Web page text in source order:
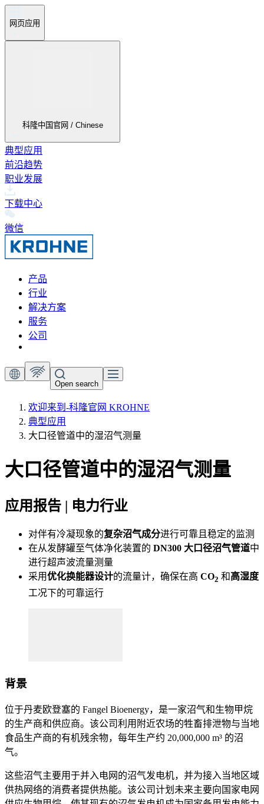
网页应用
科隆中国官网 / Chinese
典型应用
前沿趋势
职业发展
下载中心
微信
产品
行业
解决方案
服务
公司
Open search
欢迎来到-科隆官网 KROHNE
典型应用
大口径管道中的湿沼气测量
大口径管道中的湿沼气测量
应用报告 | 电力行业
对伴有冷凝现象的复杂沼气成分进行可靠且稳定的监测
在从发酵罐至气体净化装置的 DN300 大口径沼气管道中
进行超声波流量测量
采用优化换能器设计的流量计，确保在高 CO2 和高湿度
工况下的可靠运行
背景
位于丹麦欧登塞的 Fangel Bioenergy，是一家沼气和生物甲烷
的生产商和供应商。该公司利用附近农场的牲畜排泄物与当地
食品生产商的有机残余物，每年生产约 20,000,000 m³ 的沼
气。
这些沼气主要用于并入电网的沼气发电机，并为接入当地区域
供热网络的消费者提供热能。该公司计划未来主要向国家电网